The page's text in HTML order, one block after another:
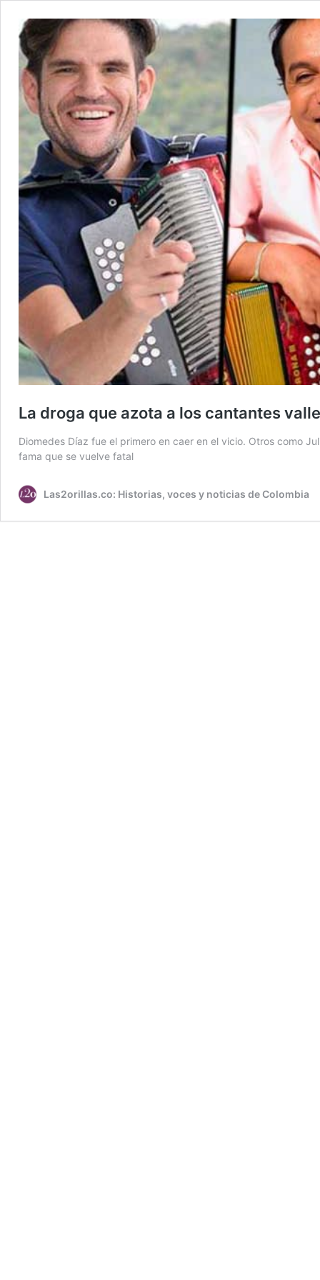
La droga que azota a los cantantes
Diomedes Díaz fue el primero en caer en el vicio. Otros como
fama que se vuelve fatal
Las2orillas.co: Historias, voces y noticias de Colombia